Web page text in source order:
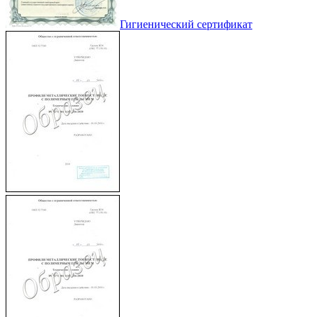
Гигиенический сертификат